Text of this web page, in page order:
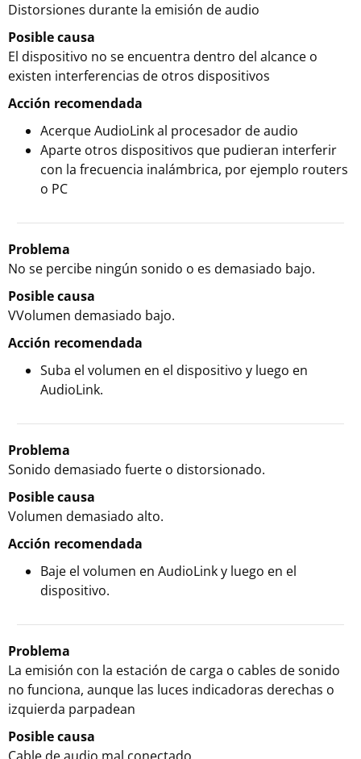
Distorsiones durante la emisión de audio
Posible causa
El dispositivo no se encuentra dentro del alcance o
existen interferencias de otros dispositivos
Acción recomendada
Acerque AudioLink al procesador de audio
Aparte otros dispositivos que pudieran interferir
con la frecuencia inalámbrica, por ejemplo routers
o PC
Problema
No se percibe ningún sonido o es demasiado bajo.
Posible causa
VVolumen demasiado bajo.
Acción recomendada
Suba el volumen en el dispositivo y luego en
AudioLink.
Problema
Sonido demasiado fuerte o distorsionado.
Posible causa
Volumen demasiado alto.
Acción recomendada
Baje el volumen en AudioLink y luego en el
dispositivo.
Problema
La emisión con la estación de carga o cables de sonido
no funciona, aunque las luces indicadoras derechas o
izquierda parpadean
Posible causa